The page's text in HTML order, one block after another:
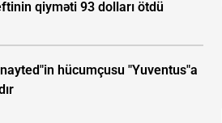
qiyməti 93 dolları ötdü
hücumçusu "Yuventus"a